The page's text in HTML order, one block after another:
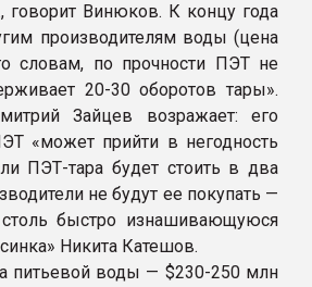
говорит Винюков. К концу года
производителям воды (цена
словам, по прочности ПЭТ не
20-30 оборотов тары».
Зайцев возражает: его
«может прийти в негодность
ПЭТ-тара будет стоить в два
не будут ее покупать —
быстро изнашивающуюся
Никита Катешов.
питьевой воды — $230-250 млн